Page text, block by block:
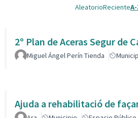
AleatorioReciente
2º Plan de Aceras Segur de
Miguel Ángel Perín Tienda
Ajuda a rehabilitació de